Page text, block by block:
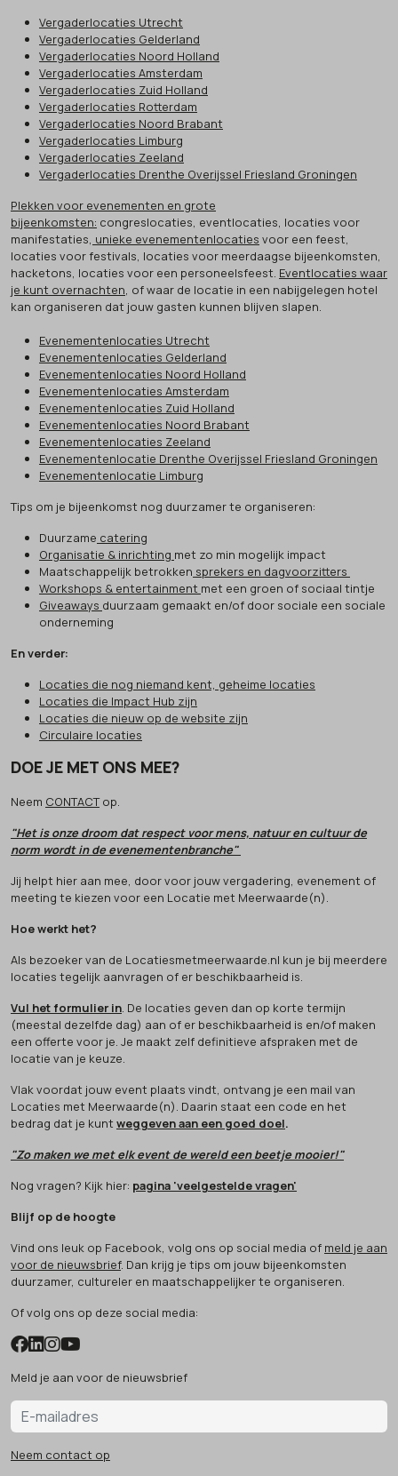
Vergaderlocaties Utrecht
Vergaderlocaties Gelderland
Vergaderlocaties Noord Holland
Vergaderlocaties Amsterdam
Vergaderlocaties Zuid Holland
Vergaderlocaties Rotterdam
Vergaderlocaties Noord Brabant
Vergaderlocaties Limburg
Vergaderlocaties Zeeland
Vergaderlocaties Drenthe Overijssel Friesland Groningen
Plekken voor evenementen en grote
bijeenkomsten: congreslocaties, eventlocaties, locaties voor
manifestaties, unieke evenementenlocaties voor een feest,
locaties voor festivals, locaties voor meerdaagse bijeenkomsten,
hacketons, locaties voor een personeelsfeest. Eventlocaties waar
je kunt overnachten, of waar de locatie in een nabijgelegen hotel
kan organiseren dat jouw gasten kunnen blijven slapen.
Evenementenlocaties Utrecht
Evenementenlocaties Gelderland
Evenementenlocaties Noord Holland
Evenementenlocaties Amsterdam
Evenementenlocaties Zuid Holland
Evenementenlocaties Noord Brabant
Evenementenlocaties Zeeland
Evenementenlocatie Drenthe Overijssel Friesland Groningen
Evenementenlocatie Limburg
Tips om je bijeenkomst nog duurzamer te organiseren:
Duurzame catering
Organisatie & inrichting met zo min mogelijk impact
Maatschappelijk betrokken sprekers en dagvoorzitters
Workshops & entertainment met een groen of sociaal tintje
Giveaways duurzaam gemaakt en/of door sociale een sociale
onderneming
En verder:
Locaties die nog niemand kent, geheime locaties
Locaties die Impact Hub zijn
Locaties die nieuw op de website zijn
Circulaire locaties
DOE JE MET ONS MEE?
Neem CONTACTop.
"Het is onze droom dat respect voor mens, natuur en cultuur de
norm wordt in de evenementenbranche"
Jij helpt hier aan mee, door voor jouw vergadering, evenement of
meeting te kiezen voor een Locatie met Meerwaarde(n).
Hoe werkt het?
Als bezoeker van de Locatiesmetmeerwaarde.nl kun je bij meerdere
locaties tegelijk aanvragen of er beschikbaarheid is.
Vul het formulier in. De locaties geven dan op korte termijn
(meestal dezelfde dag) aan of er beschikbaarheid is en/of maken
een offerte voor je. Je maakt zelf definitieve afspraken met de
locatie van je keuze.
Vlak voordat jouw event plaats vindt, ontvang je een mail van
Locaties met Meerwaarde(n). Daarin staat een code en het
bedrag dat je kunt weggeven aan een goed doel.
"Zo maken we met elk event de wereld een beetje mooier!"
Nog vragen? Kijk hier: pagina 'veelgestelde vragen'
Blijf op de hoogte
Vind ons leuk op Facebook, volg ons op social media of meld je aan
voor de nieuwsbrief. Dan krijg je tips om jouw bijeenkomsten
duurzamer, cultureler en maatschappelijker te organiseren.
Of volg ons op deze social media:
Meld je aan voor de nieuwsbrief
Neem contact op